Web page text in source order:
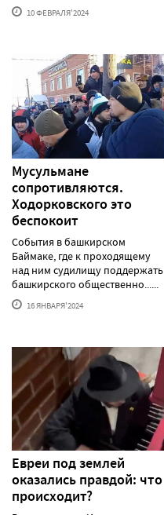
10 ФЕВРАЛЯ'2024
Мусульмане
сопротивляются.
Ходорковского это
беспокоит
События в башкирском
Баймаке, где к проходящему
над ним судилищу поддержать
башкирского общественно......
16 ЯНВАРЯ'2024
Евреи под землей
оказались правдой: что
происходит?